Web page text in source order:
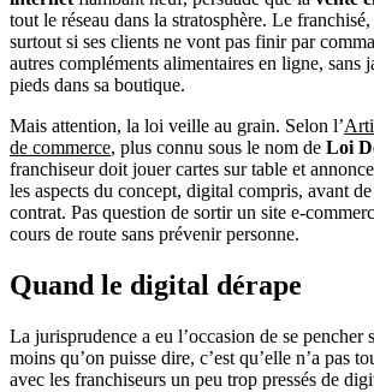
tout le réseau dans la stratosphère. Le
surtout si ses clients ne vont pas finir par
autres compléments alimentaires en ligne, sans
pieds dans sa boutique.
Mais attention, la loi veille au grain. Selon l’
de commerce, plus connu sous le nom de Loi
franchiseur doit jouer cartes sur table et
les aspects du concept, digital compris, avant
contrat. Pas question de sortir un site e-
cours de route sans prévenir personne.
Quand le digital dérape
La jurisprudence a eu l’occasion de se pencher
moins qu’on puisse dire, c’est qu’elle n’a pas
avec les franchiseurs un peu trop pressés de